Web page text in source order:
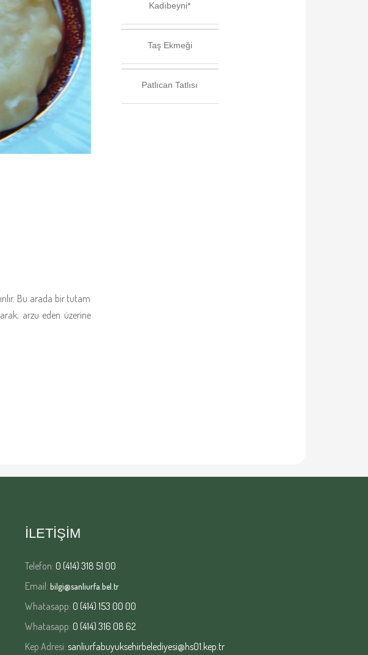
Bu arada bir tutam
arzu eden üzerine
Kadıbeyni*
Taş Ekmeği
Patlıcan Tatlısı
İLETİŞİM
Telefon: 0 (414) 318 51 00
Email: bilgi@sanliurfa.bel.tr
Whatasapp: 0 (414) 153 00 00
Whatasapp: 0 (414) 316 08 62
Kep Adresi: sanliurfabuyuksehirbelediyesi@hs01.kep.tr